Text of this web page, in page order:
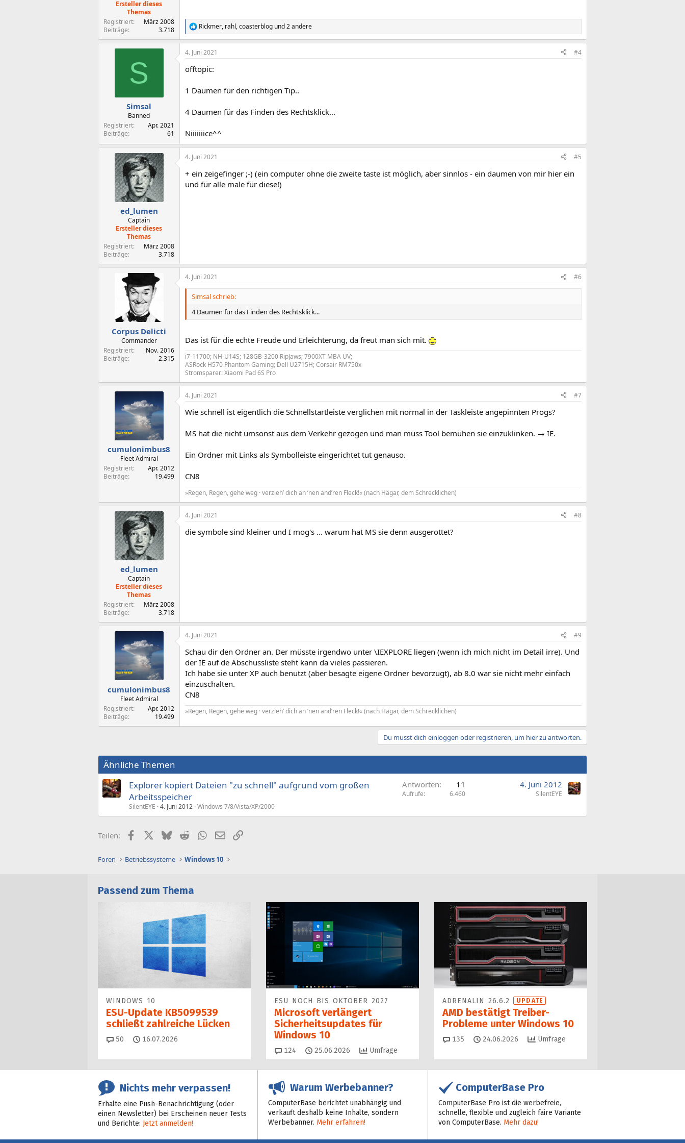
Ersteller dieses
Themas
Registriert
März 2008
Beiträge
3.718
R
e
a
k
i
:
Rickmer, rahl,coasterblog und 2 andere
S
Simsal
Banned
Registriert
Apr. 2021
Beiträge
61
4. Juni 2021 #4
offtopic:
1 Daumen für den richtigen Tip..
4 Daumen für das Finden des Rechtsklick...
Niiiiiiice^^
ed_lumen
Captain
Ersteller dieses
Themas
Registriert
März 2008
Beiträge
3.718
4. Juni 2021 #5
+ ein zeigefinger ;-) (ein computer ohne die zweite taste ist möglich, aber sinnlos - ein daumen von mir hier ein
und für alle male für diese!)
Corpus Delicti
Commander
Registriert
Nov. 2016
Beiträge
2.315
4. Juni 2021 #6
Simsal schrieb:
4 Daumen für das Finden des Rechtsklick...
Das ist für die echte Freude und Erleichterung, da freut man sich mit.
i7-11700; NH-U14S; 128GB-3200 RipJaws; 7900XT MBA UV;
ASRock H570 Phantom Gaming; Dell U2715H; Corsair RM750x
Stromsparer: Xiaomi Pad 6S Pro
cumulonimbus8
Fleet Admiral
Registriert
Apr. 2012
Beiträge
19.499
4. Juni 2021 #7
Wie schnell ist eigentlich die Schnellstartleiste verglichen mit normal in der Taskleiste angepinnten Progs?
MS hat die nicht umsonst aus dem Verkehr gezogen und man muss Tool bemühen sie einzuklinken. → IE.
Ein Ordner mit Links als Symbolleiste eingerichtet tut genauso.
CN8
»Regen, Regen, gehe weg · verzieh’ dich an ’nen and’ren Fleck!« (nach Hägar, dem Schrecklichen)
ed_lumen
Captain
Ersteller dieses
Themas
Registriert
März 2008
Beiträge
3.718
4. Juni 2021 #8
die symbole sind kleiner und I mog's ... warum hat MS sie denn ausgerottet?
cumulonimbus8
Fleet Admiral
Registriert
Apr. 2012
Beiträge
19.499
4. Juni 2021 #9
Schau dir den Ordner an. Der müsste irgendwo unter \IEXPLORE liegen (wenn ich mich nicht im Detail irre). Und
der IE auf de Abschussliste steht kann da vieles passieren.
Ich habe sie unter XP auch benutzt (aber besagte eigene Ordner bevorzugt), ab 8.0 war sie nicht mehr einfach
einzuschalten.
CN8
»Regen, Regen, gehe weg · verzieh’ dich an ’nen and’ren Fleck!« (nach Hägar, dem Schrecklichen)
Du musst dich einloggen oder registrieren, um hier zu antworten.
Ähnliche Themen
Explorer kopiert Dateien "zu schnell" aufgrund vom großen
Arbeitsspeicher
SilentEYE 4. Juni 2012 Windows 7/8/Vista/XP/2000
Antworten 11
Aufrufe 6.460
4. Juni 2012
SilentEYE
Teilen: FacebookX (Twitter)
BlueskyRedditWhatsApp
E-MailLink
Foren Betriebssysteme Windows 10
Passend zum Thema
WINDOWS 10
ESU-Update KB5099539
schließt zahlreiche Lücken
50 Kommentare
16.07.2026
ESU NOCH BIS OKTOBER 2027
Microsoft verlängert
Sicherheitsupdates für
Windows 10
124 Kommentare
25.06.2026 Umfrage
ADRENALIN 26.6.2 UPDATE
AMD bestätigt Treiber-
Probleme unter Windows 10
135 Kommentare
24.06.2026 Umfrage
Nichts mehr verpassen!
Erhalte eine Push-Benachrichtigung (oder
einen Newsletter) bei Erscheinen neuer Tests
und Berichte: Jetzt anmelden!
Warum Werbebanner?
ComputerBase berichtet unabhängig und
verkauft deshalb keine Inhalte, sondern
Werbebanner. Mehr erfahren!
ComputerBase Pro
ComputerBase Pro ist die werbefreie,
schnelle, flexible und zugleich faire Variante
von ComputerBase. Mehr dazu!